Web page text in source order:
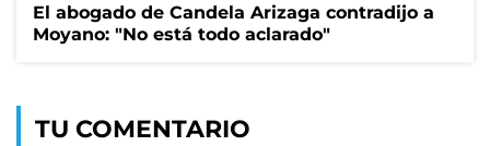
El abogado de Candela Arizaga contradijo a
Moyano: "No está todo aclarado"
TU COMENTARIO